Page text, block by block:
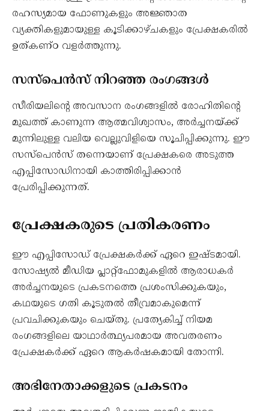
രഹസ്യമായ ഫോണുകളും അജ്ഞാത
വ്യക്തികളുമായുള്ള കൂടിക്കാഴ്ചകളും പ്രേക്ഷകരിൽ
ഉത്കണ്ഠ വളർത്തുന്നു.
സസ്പെൻസ് നിറഞ്ഞ രംഗങ്ങൾ
സീരിയലിന്റെ അവസാന രംഗങ്ങളിൽ രോഹിതിന്റെ
മുഖത്ത് കാണുന്ന ആത്മവിശ്വാസം, അർച്ചനയ്ക്ക്
മുന്നിലുള്ള വലിയ വെല്ലുവിളിയെ സൂചിപ്പിക്കുന്നു. ഈ
സസ്പെൻസ് തന്നെയാണ് പ്രേക്ഷകരെ അടുത്ത
എപ്പിസോഡിനായി കാത്തിരിപ്പിക്കാൻ
പ്രേരിപ്പിക്കുന്നത്.
പ്രേക്ഷകരുടെ പ്രതികരണം
ഈ എപ്പിസോഡ് പ്രേക്ഷകർക്ക് ഏറെ ഇഷ്ടമായി.
സോഷ്യൽ മീഡിയ പ്ലാറ്റ്‌ഫോമുകളിൽ ആരാധകർ
അർച്ചനയുടെ പ്രകടനത്തെ പ്രശംസിക്കുകയും,
കഥയുടെ ഗതി കൂടുതൽ തീവ്രമാകുമെന്ന്
പ്രവചിക്കുകയും ചെയ്തു. പ്രത്യേകിച്ച് നിയമ
രംഗങ്ങളിലെ യാഥാർത്ഥ്യപരമായ അവതരണം
പ്രേക്ഷകർക്ക് ഏറെ ആകർഷകമായി തോന്നി.
അഭിനേതാക്കളുടെ പ്രകടനം